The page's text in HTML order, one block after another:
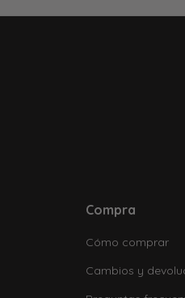
Compra
Cómo comprar
Cambios y